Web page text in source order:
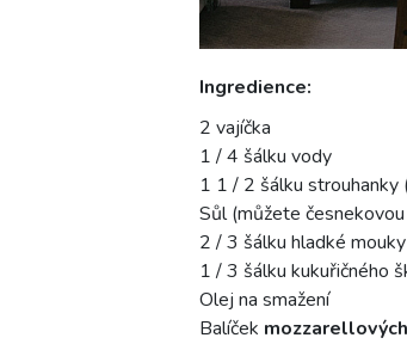
Ingredience:
2 vajíčka
1 / 4 šálku vody
1 1 / 2 šálku
Sůl (můžete
2 / 3 šálku hladké mouky
1 / 3 šálku kukuřičného
Olej na smažení
Balíček mozzarellových